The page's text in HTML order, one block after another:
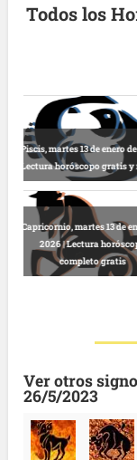
Todos los
Escorpio, martes 13 de
2026 | Horóscopo
completo
Virgo, martes 13 de enero
Predicciones
gratuitas hoy
Ver otros
26/5/2023